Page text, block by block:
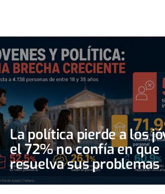
La política pierde a los
el 72% no confía en que
resuelva sus problemas